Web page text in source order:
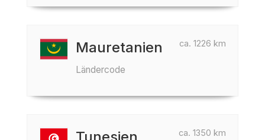
ca. 1226 km
Mauretanien
Ländercode
ca. 1350 km